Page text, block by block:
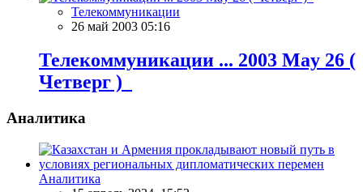
Телекоммуникации
26 май 2003 05:16
Телекоммуникации ... 2003 May 26 (
Четверг )
Аналитика
Аналитика